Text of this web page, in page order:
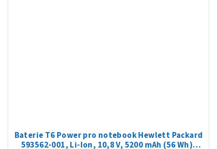
Baterie T6 Power pro notebook Hewlett Packard
593562-001, Li-Ion, 10,8 V, 5200 mAh (56 Wh),